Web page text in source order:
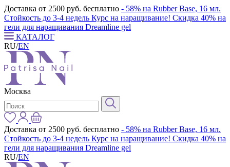
Доставка от 2500 руб. бесплатно - 58% на Rubber Base, 16 мл.
Стойкость до 3-4 недель Курс на наращивание! Скидка 40% на
гели для наращивания Dreamline gel
КАТАЛОГ
RU/EN
Москва
Доставка от 2500 руб. бесплатно - 58% на Rubber Base, 16 мл.
Стойкость до 3-4 недель Курс на наращивание! Скидка 40% на
гели для наращивания Dreamline gel
RU/EN